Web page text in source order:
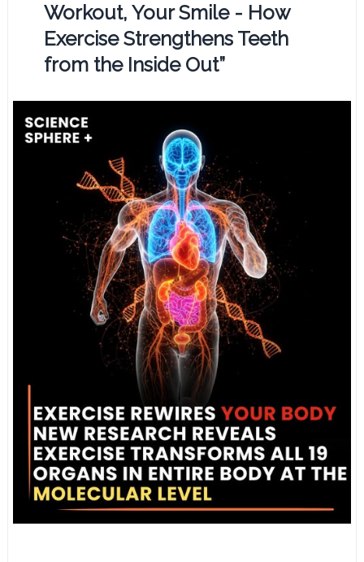
Workout, Your Smile - How
Exercise Strengthens Teeth
from the Inside Out”